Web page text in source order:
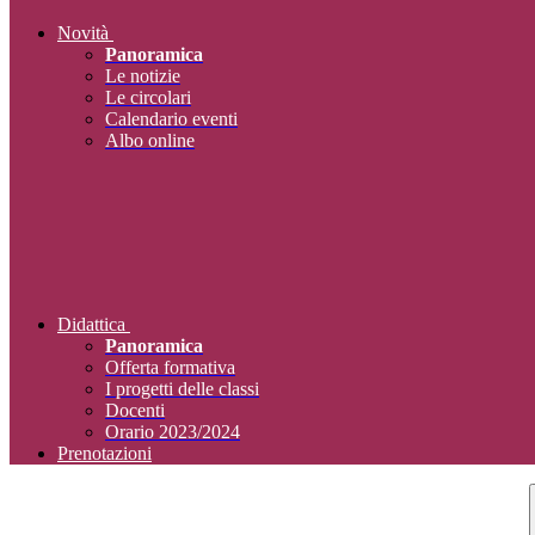
Novità
Panoramica
Le notizie
Le circolari
Calendario eventi
Albo online
Didattica
Panoramica
Offerta formativa
I progetti delle classi
Docenti
Orario 2023/2024
Prenotazioni